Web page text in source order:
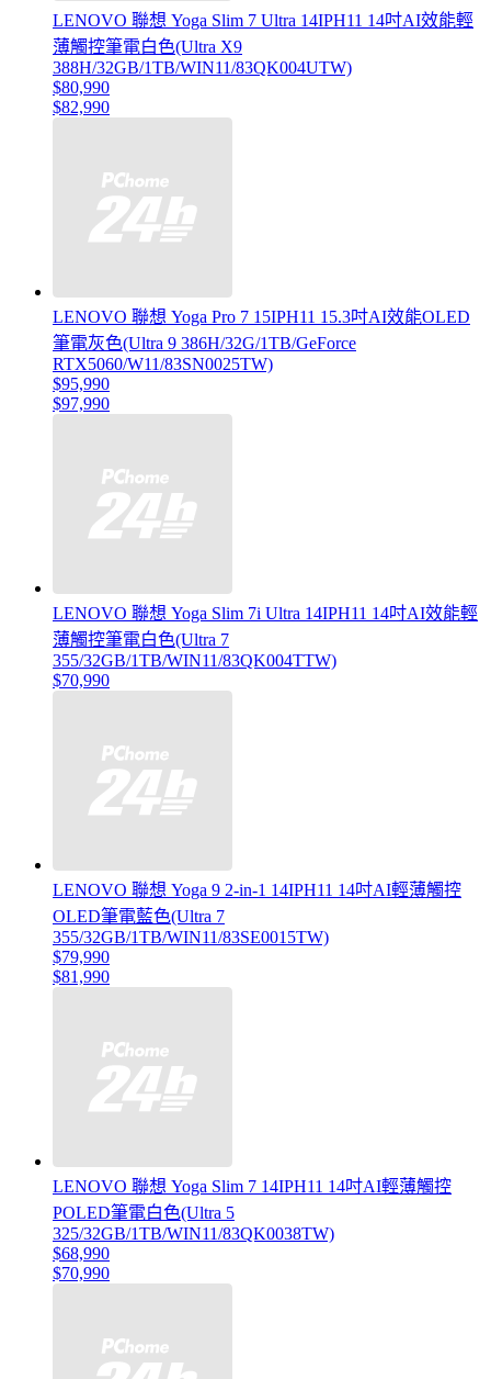
LENOVO 聯想 Yoga Slim 7 Ultra 14IPH11 14吋AI效能輕
薄觸控筆電白色(Ultra X9
388H/32GB/1TB/WIN11/83QK004UTW)
$80,990
$82,990
LENOVO 聯想 Yoga Pro 7 15IPH11 15.3吋AI效能OLED
筆電灰色(Ultra 9 386H/32G/1TB/GeForce
RTX5060/W11/83SN0025TW)
$95,990
$97,990
LENOVO 聯想 Yoga Slim 7i Ultra 14IPH11 14吋AI效能輕
薄觸控筆電白色(Ultra 7
355/32GB/1TB/WIN11/83QK004TTW)
$70,990
LENOVO 聯想 Yoga 9 2-in-1 14IPH11 14吋AI輕薄觸控
OLED筆電藍色(Ultra 7
355/32GB/1TB/WIN11/83SE0015TW)
$79,990
$81,990
LENOVO 聯想 Yoga Slim 7 14IPH11 14吋AI輕薄觸控
POLED筆電白色(Ultra 5
325/32GB/1TB/WIN11/83QK0038TW)
$68,990
$70,990